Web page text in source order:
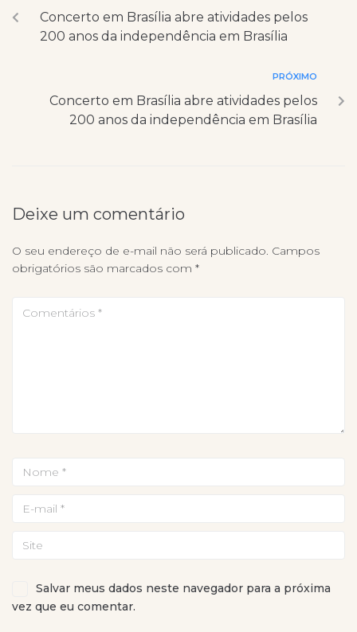
Concerto em Brasília abre atividades pelos
200 anos da independência em Brasília
PRÓXIMO
Concerto em Brasília abre atividades pelos
200 anos da independência em Brasília
Deixe um comentário
O seu endereço de e-mail não será publicado. Campos
obrigatórios são marcados com *
Salvar meus dados neste navegador para a próxima
vez que eu comentar.